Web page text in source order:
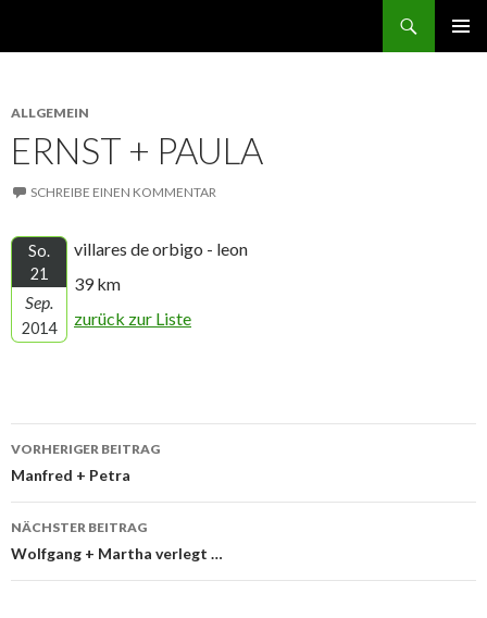
ALLGEMEIN
ERNST + PAULA
SCHREIBE EINEN KOMMENTAR
So.
21
Sep.
2014
villares de orbigo - leon
39 km
zurück zur Liste
Beitrags-
Navigation
VORHERIGER BEITRAG
Manfred + Petra
NÄCHSTER BEITRAG
Wolfgang + Martha verlegt …